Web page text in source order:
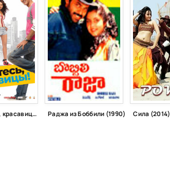
Берегитесь, красавицы (2008) Раджа из Боббили (1990) Сила (2014)